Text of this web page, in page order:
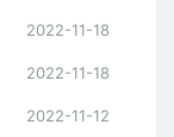
2022-11-18
2022-11-18
2022-11-12